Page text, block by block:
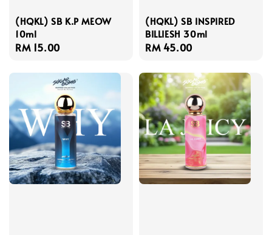
(HQKL) SB K.P MEOW
10ml
Regular
RM 15.00
(HQKL) SB INSPIRED
BILLIESH 30ml
Regular
RM 45.00